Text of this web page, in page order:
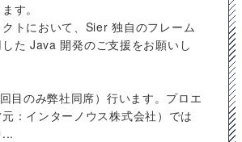
す。
トにおいて、Sier 独自のフレーム
た Java 開発のご支援をお願いし
目のみ弊社同席）行います。プロエ
：インターノウス株式会社）では